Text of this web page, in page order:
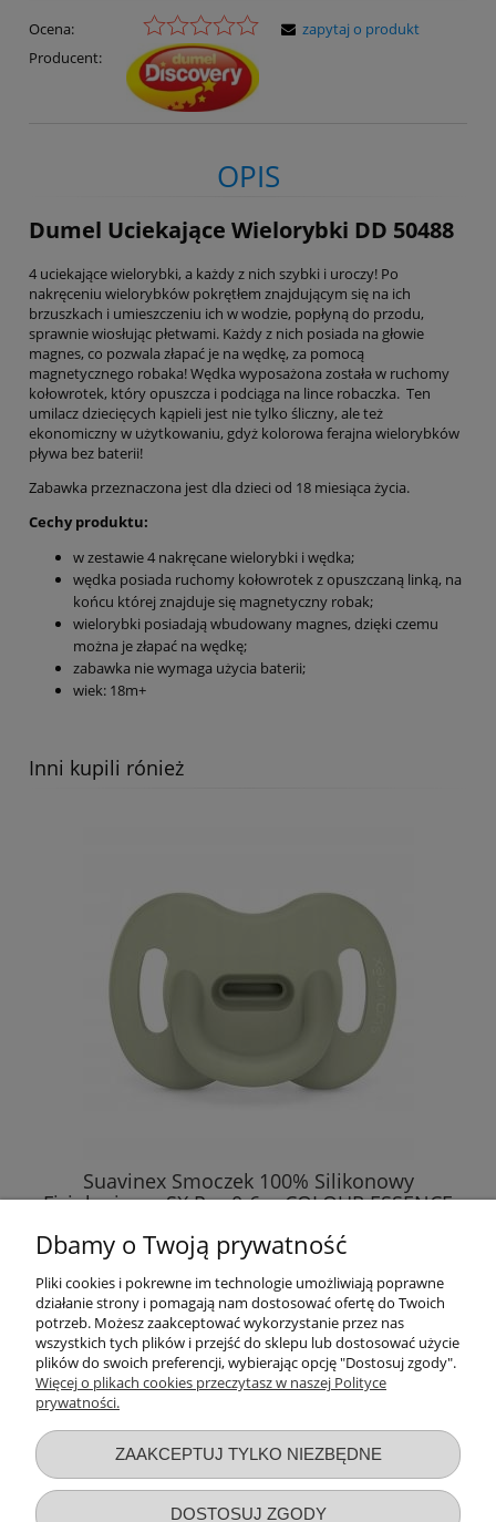
Ocena:
Producent:
zapytaj o produkt
OPIS
Dumel Uciekające Wielorybki DD 50488
4 uciekające wielorybki, a każdy z nich szybki i uroczy! Po
nakręceniu wielorybków pokrętłem znajdującym się na ich
brzuszkach i umieszczeniu ich w wodzie, popłyną do przodu,
sprawnie wiosłując płetwami. Każdy z nich posiada na głowie
magnes, co pozwala złapać je na wędkę, za pomocą
magnetycznego robaka! Wędka wyposażona została w ruchomy
kołowrotek, który opuszcza i podciąga na lince robaczka. Ten
umilacz dziecięcych kąpieli jest nie tylko śliczny, ale też
ekonomiczny w użytkowaniu, gdyż kolorowa ferajna wielorybków
pływa bez baterii!
Zabawka przeznaczona jest dla dzieci od 18 miesiąca życia.
Cechy produktu:
w zestawie 4 nakręcane wielorybki i wędka;
wędka posiada ruchomy kołowrotek z opuszczaną linką, na
końcu której znajduje się magnetyczny robak;
wielorybki posiadają wbudowany magnes, dzięki czemu
można je złapać na wędkę;
zabawka nie wymaga użycia baterii;
wiek: 18m+
Inni kupili rónież
Suavinex Smoczek 100% Silikonowy
Fizjologiczny SX Pro 0-6m COLOUR ESSENCE
26,75 zł
DO KOSZYKA
Dbamy o Twoją prywatność
Pliki cookies i pokrewne im technologie umożliwiają poprawne
działanie strony i pomagają nam dostosować ofertę do Twoich
potrzeb. Możesz zaakceptować wykorzystanie przez nas
wszystkich tych plików i przejść do sklepu lub dostosować użycie
plików do swoich preferencji, wybierając opcję "Dostosuj zgody".
Więcej o plikach cookies przeczytasz w naszej Polityce
prywatności.
ZAAKCEPTUJ TYLKO NIEZBĘDNE
DOSTOSUJ ZGODY